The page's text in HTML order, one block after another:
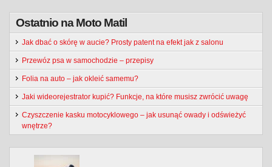
Ostatnio na Moto Matil
Jak dbać o skórę w aucie? Prosty patent na efekt jak z salonu
Przewóz psa w samochodzie – przepisy
Folia na auto – jak okleić samemu?
Jaki wideorejestrator kupić? Funkcje, na które musisz zwrócić uwagę
Czyszczenie kasku motocyklowego – jak usunąć owady i odświeżyć
wnętrze?